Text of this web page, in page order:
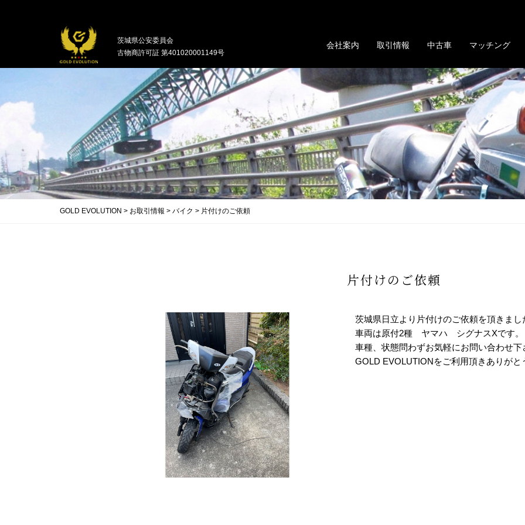
茨城県公安委員会
古物商許可証 第401020001149号
会社案内 取引情報 中古車 マッチング
GOLD EVOLUTION > お取引情報 > バイク > 片付けのご依頼
片付けのご依頼
茨城県日立より片付けのご依頼を頂きまし
車両は原付2種 ヤマハ シグナスXです。
車種、状態問わずお気軽にお問い合わせ下
GOLD EVOLUTIONをご利用頂きありがと